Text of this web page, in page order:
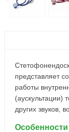
представляет
работы
(аускультации)
других звуков,
Особенности